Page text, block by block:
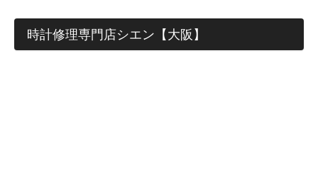
時計修理専門店シエン【大阪】